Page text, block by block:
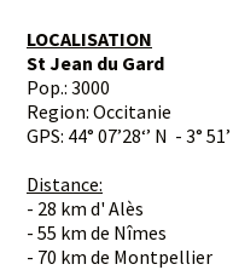
LOCALISATION
St Jean du Gard
Pop.: 3000
Region: Occitanie
GPS: 44° 07’28‘’ N - 3° 51’
Distance:
- 28 km d' Alès
- 55 km de Nîmes
- 70 km de Montpellier